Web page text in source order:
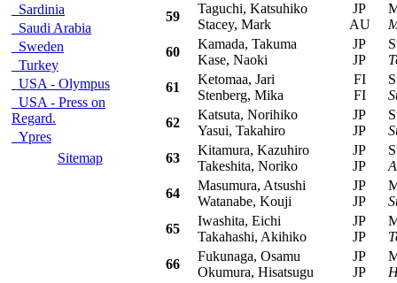
Sardinia
Saudi Arabia
Sweden
Turkey
USA - Olympus
USA - Press on
Regard.
Ypres
Sitemap
59
Taguchi, Katsuhiko
Stacey, Mark
JP
AU
60
Kamada, Takuma
Kase, Naoki
JP
JP
61
Ketomaa, Jari
Stenberg, Mika
FI
FI
62
Katsuta, Norihiko
Yasui, Takahiro
JP
JP
63
Kitamura, Kazuhiro
Takeshita, Noriko
JP
JP
64
Masumura, Atsushi
Watanabe, Kouji
JP
JP
65
Iwashita, Eichi
Takahashi, Akihiko
JP
JP
66
Fukunaga, Osamu
Okumura, Hisatsugu
JP
JP